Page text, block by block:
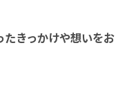
たきっかけや想いをお